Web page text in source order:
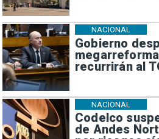
Gobierno
recurrirán al
NACIONAL
Codelco
de Andes
NACIONAL